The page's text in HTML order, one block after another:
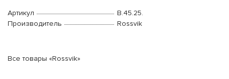
Артикул
B.45.25.
Производитель
Rossvik
Все товары «Rossvik»